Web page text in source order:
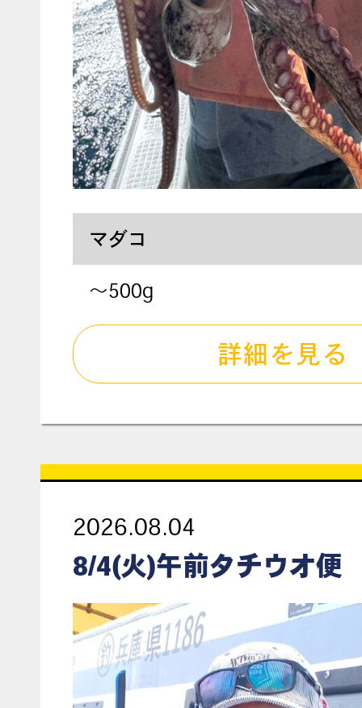
マダコ
～500g
詳細を見る
2026.08.04
8/4(火)午前タチウオ便